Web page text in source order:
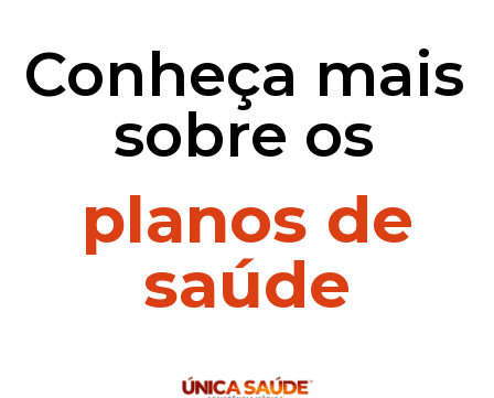
Conheça mais
sobre os
planos de
saúde